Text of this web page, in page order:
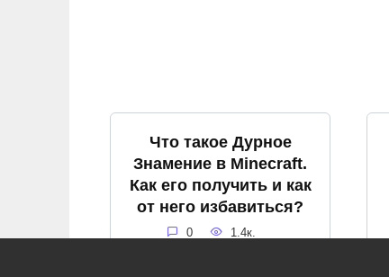
Что такое Дурное
Знамение в Minecraft.
Как его получить и как
от него избавиться?
0 1.4к.